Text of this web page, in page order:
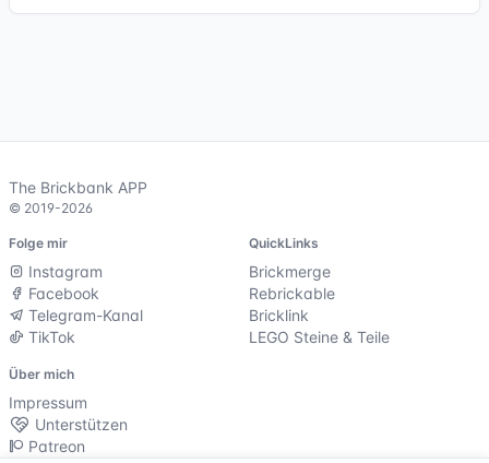
The Brickbank APP
© 2019-2026
Folge mir
Instagram
Facebook
Telegram-Kanal
TikTok
QuickLinks
Brickmerge
Rebrickable
Bricklink
LEGO Steine & Teile
Über mich
Impressum
Unterstützen
Patreon